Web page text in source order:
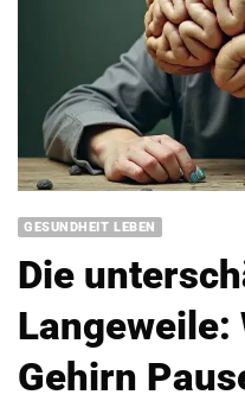
GESUNDHEIT LEBEN
Die
Langeweile:
Gehirn